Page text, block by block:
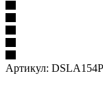
Артикул: